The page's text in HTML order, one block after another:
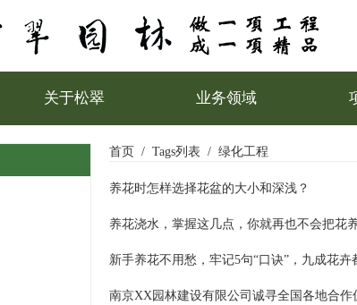
关于松翠 业务领域
首页 Tags列表 绿化工程
养花时怎样选择花盆的大小和深浅？
养花浇水，掌握这几点，你就再也不会把花
新手养花不用愁，牢记5句“口诀”，九成花卉
南京XX园林建设有限公司诚寻全国各地合作